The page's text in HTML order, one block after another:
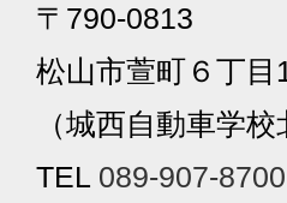
〒790-0813
松山市萱町６丁
（城西自動車学校
TEL 089-907-8700